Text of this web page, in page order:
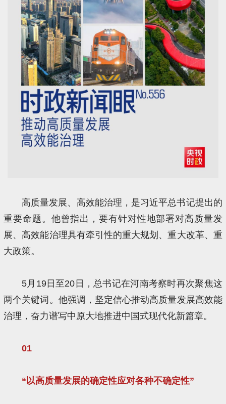
高质量发展、高效能治理，是习近平总书记提出的
重要命题。他曾指出，要有针对性地部署对高质量发
展、高效能治理具有牵引性的重大规划、重大改革、重
大政策。
5月19日至20日，总书记在河南考察时再次聚焦这
两个关键词。他强调，坚定信心推动高质量发展高效能
治理，奋力谱写中原大地推进中国式现代化新篇章。
01
“以高质量发展的确定性应对各种不确定性”